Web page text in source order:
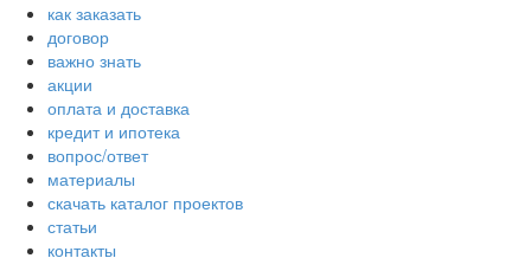
как заказать
договор
важно знать
акции
оплата и доставка
кредит и ипотека
вопрос/ответ
материалы
скачать каталог проектов
статьи
контакты